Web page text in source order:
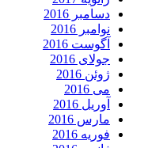
دسامبر 2016
نوامبر 2016
آگوست 2016
جولای 2016
ژوئن 2016
می 2016
آوریل 2016
مارس 2016
فوریه 2016